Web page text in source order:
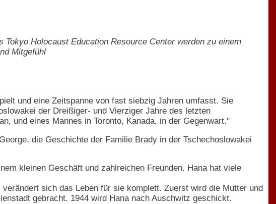
Holocaust Education Resource Center werden zu einem
Mitgefühl
und eine Zeitspanne von fast siebzig Jahren umfasst. Sie
der Dreißiger- und Vierziger Jahre des letzten
und eines Mannes in Toronto, Kanada, in der Gegenwart."
die Geschichte der Familie Brady in der Tschechoslowakei
kleinen Geschäft und zahlreichen Freunden. Hana hat viele
sich das Leben für sie komplett. Zuerst wird die Mutter und
gebracht. 1944 wird Hana nach Auschwitz geschickt.